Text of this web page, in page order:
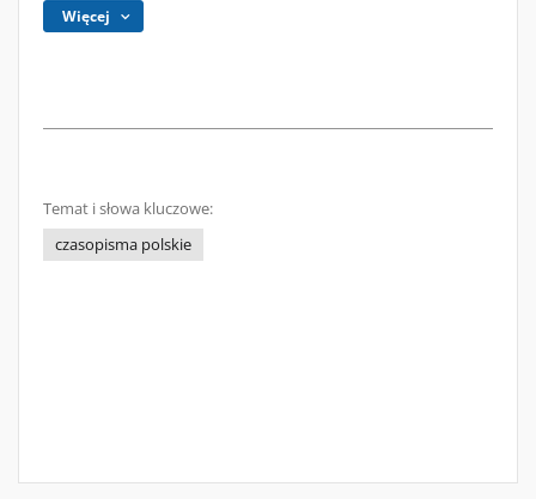
Więcej
Temat i słowa kluczowe:
czasopisma polskie